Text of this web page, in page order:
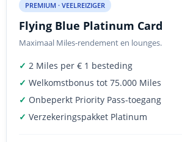
PREMIUM · VEELREIZIGER
Flying Blue Platinum Card
Maximaal Miles-rendement en lounges.
✓ 2 Miles per € 1 besteding
✓ Welkomstbonus tot 75.000 Miles
✓ Onbeperkt Priority Pass-toegang
✓ Verzekeringspakket Platinum